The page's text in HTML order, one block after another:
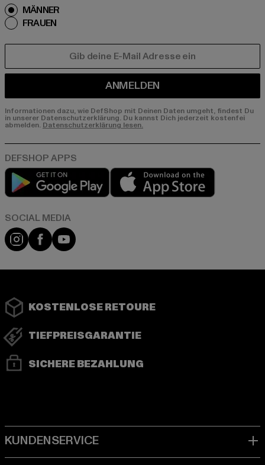
MÄNNER
FRAUEN
ANMELDEN
Informationen dazu, wie DefShop mit Deinen Daten umgeht, findest Du
in unserer Datenschutzerklärung. Du kannst Dich jederzeit kostenfei
abmelden. Datenschutzerklärung lesen.
Play market
Instagram
FacebookYouTube
KOSTENLOSE RETOURE
TIEFPREISGARANTIE
SICHERE BEZAHLUNG